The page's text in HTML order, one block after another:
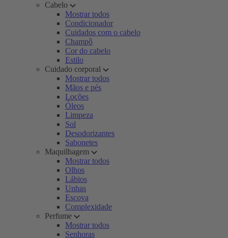
Cabelo
Mostrar todos
Condicionador
Cuidados com o cabelo
Champô
Cor do cabelo
Estilo
Cuidado corporal
Mostrar todos
Mãos e pés
Loções
Óleos
Limpeza
Sol
Desodorizantes
Sabonetes
Maquilhagem
Mostrar todos
Olhos
Lábios
Unhas
Escova
Complexidade
Perfume
Mostrar todos
Senhoras